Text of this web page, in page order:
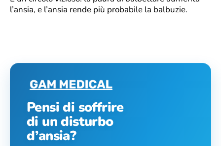
l’ansia, e l’ansia rende più probabile la balbuzie.
Pensi di soffrire
di un disturbo
d’ansia?